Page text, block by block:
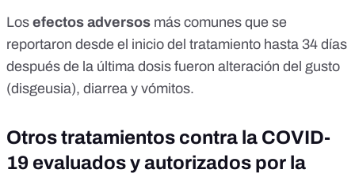
Los efectos adversos más comunes que se
reportaron desde el inicio del tratamiento hasta 34 días
después de la última dosis fueron alteración del gusto
(disgeusia), diarrea y vómitos.
Otros tratamientos contra la COVID-
19 evaluados y autorizados por la